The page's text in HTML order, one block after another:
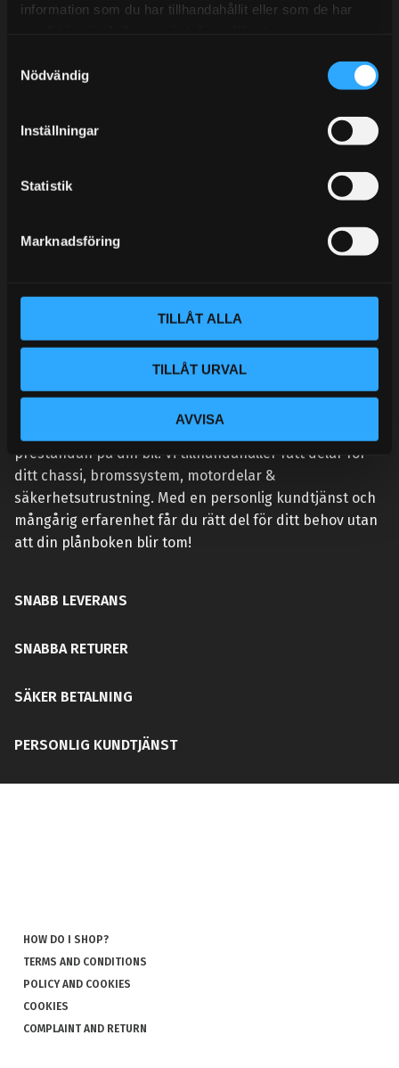
information som du har tillhandahållit eller som de har
Nödvändig
Inställningar
Statistik
Marknadsföring
TILLÅT ALLA
TILLÅT URVAL
AVVISA
KUNSKAPSCENTER
CUSTOMER SERVICE
VÅR AFFÄRSIDÉ ÄR ENKEL:
prestandan på din bil. Vi tillhandahåller rätt delar för
ditt chassi, bromssystem, motordelar &
säkerhetsutrustning. Med en personlig kundtjänst och
mångårig erfarenhet får du rätt del för ditt behov utan
att din plånboken blir tom!
SNABB LEVERANS
SNABBA RETURER
SÄKER BETALNING
PERSONLIG KUNDTJÄNST
HOW DO I SHOP?
TERMS AND CONDITIONS
POLICY AND COOKIES
COOKIES
COMPLAINT AND RETURN